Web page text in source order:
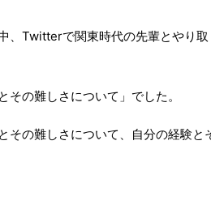
、Twitterで関東時代の先輩とやり取
の難しさについて」でした。
その難しさについて、自分の経験と